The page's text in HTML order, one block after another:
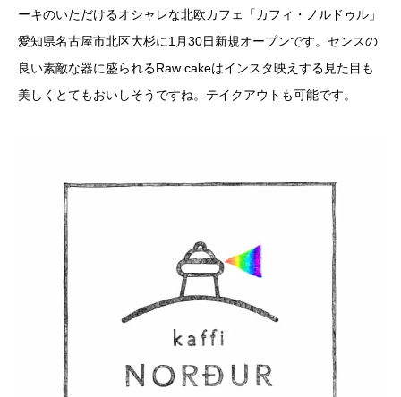
ーキのいただけるオシャレな北欧カフェ「カフィ・ノルドゥル」
愛知県名古屋市北区大杉に1月30日新規オープンです。センスの
良い素敵な器に盛られるRaw cakeはインスタ映えする見た目も
美しくとてもおいしそうですね。テイクアウトも可能です。